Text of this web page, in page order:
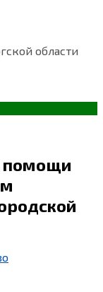
области
помощи